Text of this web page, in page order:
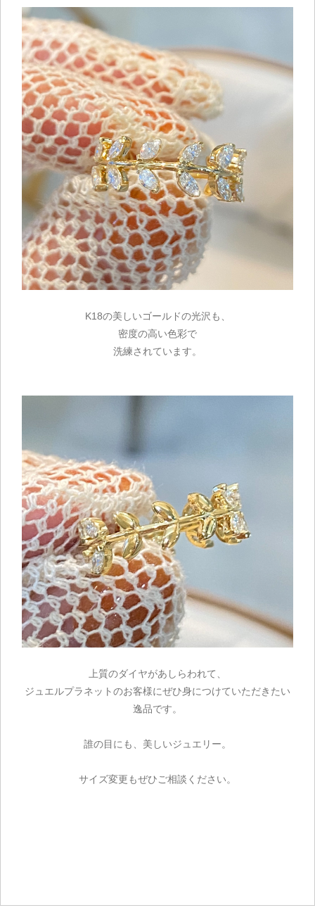
K18の美しいゴールドの光沢も、
密度の高い色彩で
洗練されています。
上質のダイヤがあしらわれて、
ジュエルプラネットのお客様にぜひ身につけていただきたい
逸品です。
誰の目にも、美しいジュエリー。
サイズ変更もぜひご相談ください。
ご注文手続き
カートを見る
お買い物を続ける